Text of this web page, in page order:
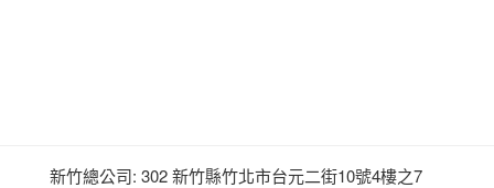
新竹總公司: 302 新竹縣竹北市台元二街10號4樓之7